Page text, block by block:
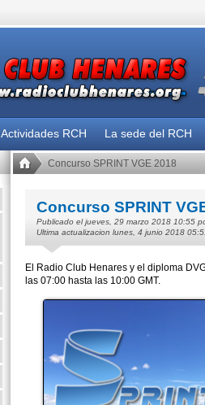
Actividades RCH La sede del RCH
Concurso SPRINT VGE 2018
Concurso SPRINT
Publicado el jueves, 29 marzo 2018 10:55
Ultima actualizacion lunes, 4 junio 2018
El Radio Club Henares y el diploma
las 07:00 hasta las 10:00 GMT.